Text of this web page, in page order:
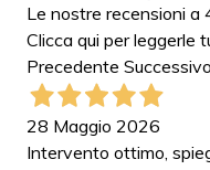
Le nostre recensioni a
Clicca qui per leggerle
Precedente Successivo
28 Maggio 2026
Intervento ottimo,